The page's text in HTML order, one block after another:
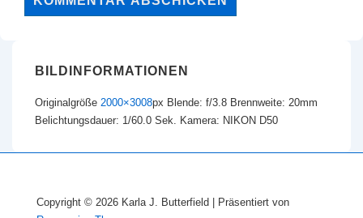
BILDINFORMATIONEN
Originalgröße 2000×3008px Blende: f/3.8 Brennweite: 20mm
Belichtungsdauer: 1/60.0 Sek. Kamera: NIKON D50
Copyright © 2026 Karla J. Butterfield
| Präsentiert von